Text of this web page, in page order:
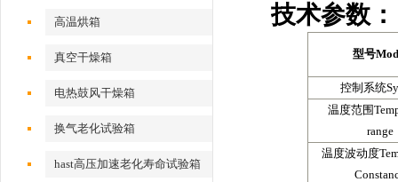
高温烘箱
真空干燥箱
电热鼓风干燥箱
换气老化试验箱
hast高压加速老化寿命试验箱
技术参数：
型号
控制系统
温度范围
range
温度波动度